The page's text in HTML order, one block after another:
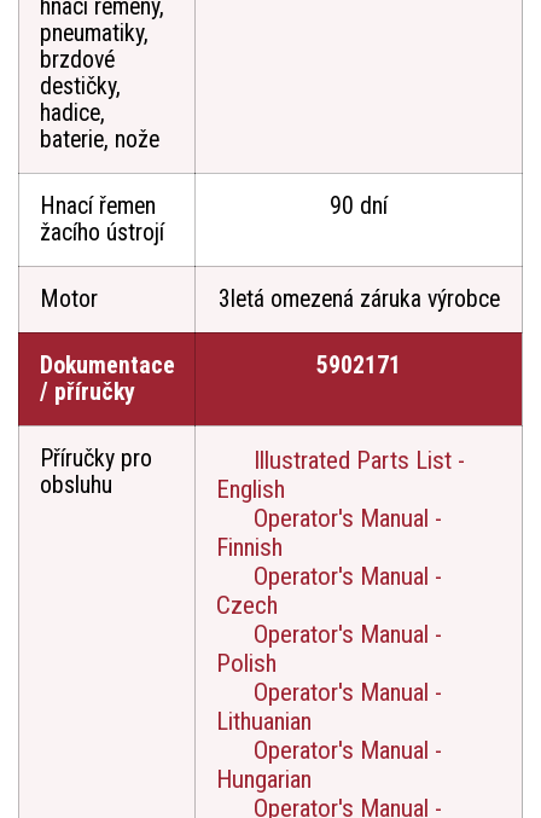
hnací řemeny,
pneumatiky,
brzdové
destičky,
hadice,
baterie, nože
Hnací řemen
žacího ústrojí
90 dní
Motor 3letá omezená záruka výrobce
Dokumentace
/ příručky
5902171
Příručky pro
obsluhu
Illustrated Parts List -
English
Operator's Manual -
Finnish
Operator's Manual -
Czech
Operator's Manual -
Polish
Operator's Manual -
Lithuanian
Operator's Manual -
Hungarian
Operator's Manual -